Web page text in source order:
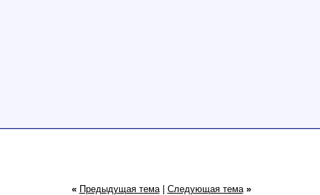
« Предыдущая тема| Следующая тема »